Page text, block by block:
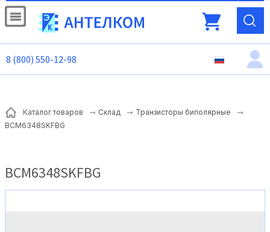
8 (800) 550-12-98
Каталог товаров Склад
Транзисторы биполярные
BCM6348SKFBG
BCM6348SKFBG